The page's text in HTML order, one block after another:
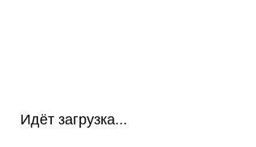
Идёт загрузка...